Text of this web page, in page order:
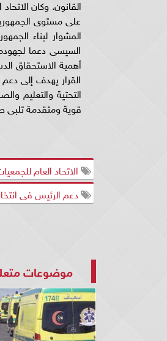
على مستوى
المشوار لبناء
السيسى دعما
القرار يهدف إلى
التحتية والتعليم
قوية ومتقدمة
الاتحاد العام
دعم الرئيس فى
موضوعات